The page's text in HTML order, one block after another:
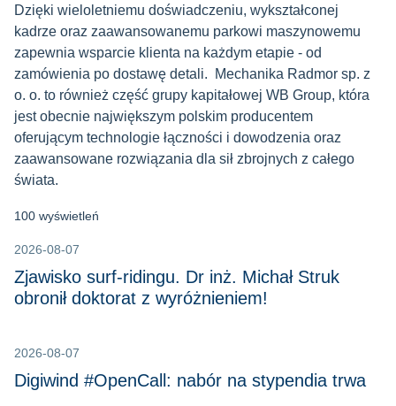
Dzięki wieloletniemu doświadczeniu, wykształconej
kadrze oraz zaawansowanemu parkowi maszynowemu
zapewnia wsparcie klienta na każdym etapie - od
zamówienia po dostawę detali.
Mechanika Radmor sp. z
o. o. to również część grupy kapitałowej WB Group, która
jest obecnie największym polskim producentem
oferującym technologie łączności i dowodzenia oraz
zaawansowane rozwiązania dla sił zbrojnych z całego
świata.
100 wyświetleń
2026-08-07
Zjawisko surf-ridingu. Dr inż. Michał Struk
obronił doktorat z wyróżnieniem!
2026-08-07
Digiwind #OpenCall: nabór na stypendia trwa